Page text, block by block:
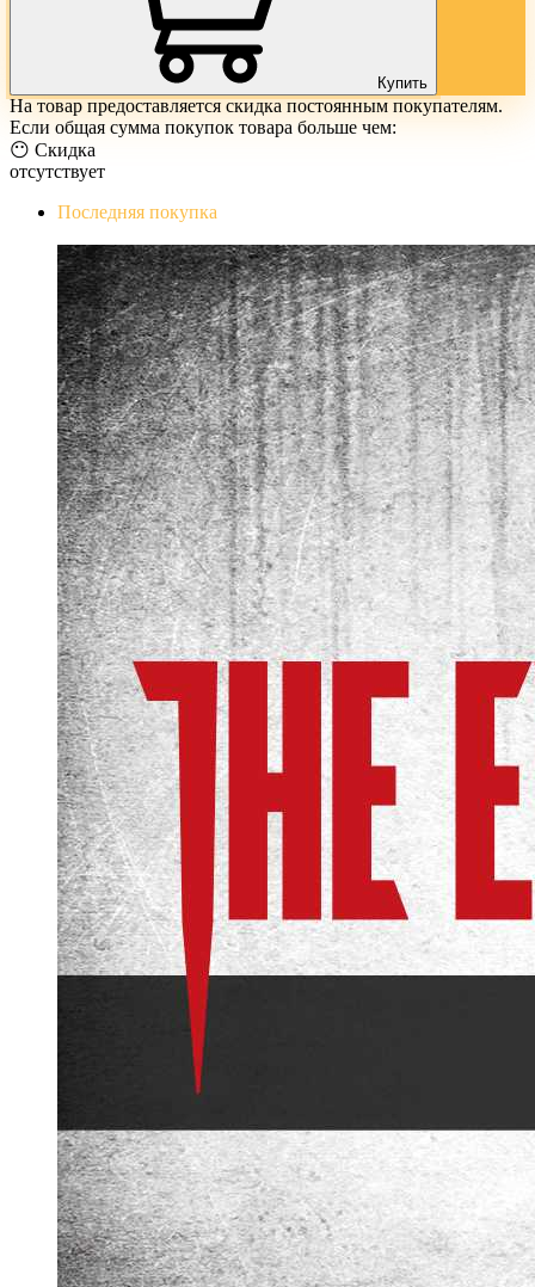
Купить
На товар предоставляется скидка постоянным покупателям.
Если общая сумма покупок товара больше чем:
😶 Скидка
отсутствует
Последняя покупка